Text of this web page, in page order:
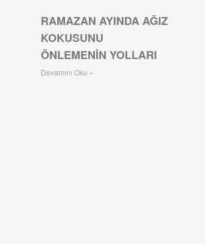
RAMAZAN AYINDA AĞIZ
KOKUSUNU
ÖNLEMENİN YOLLARI
Devamını Oku »